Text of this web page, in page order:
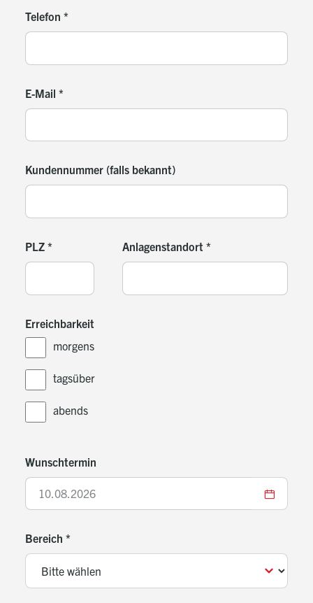
Telefon *
E-Mail *
Kundennummer (falls bekannt)
PLZ * Anlagenstandort *
Erreichbarkeit
morgens
tagsüber
abends
Wunschtermin
Bereich *